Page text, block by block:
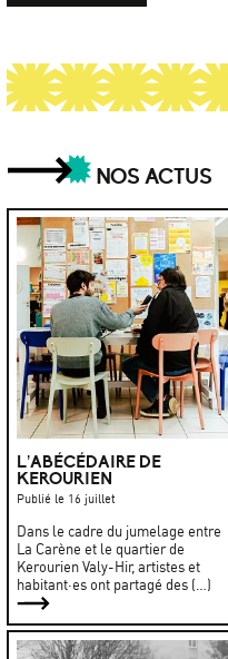
NOS ACTUS
L’ABÉCÉDAIRE DE
KEROURIEN
Publié le 16 juillet
Dans le cadre du jumelage entre
La Carène et le quartier de
Kerourien Valy-Hir, artistes et
habitant·es ont partagé des (…)